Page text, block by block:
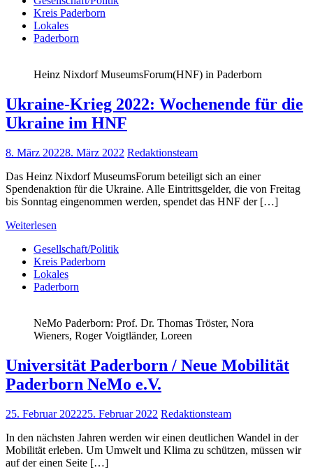
Kreis Paderborn
Lokales
Paderborn
Heinz Nixdorf MuseumsForum(HNF) in Paderborn
Ukraine-Krieg 2022: Wochenende für die
Ukraine im HNF
8. März 20228. März 2022 Redaktionsteam
Das Heinz Nixdorf MuseumsForum beteiligt sich an einer
Spendenaktion für die Ukraine. Alle Eintrittsgelder, die von Freitag
bis Sonntag eingenommen werden, spendet das HNF der […]
Weiterlesen
Gesellschaft/Politik
Kreis Paderborn
Lokales
Paderborn
NeMo Paderborn: Prof. Dr. Thomas Tröster, Nora
Wieners, Roger Voigtländer, Loreen
Universität Paderborn / Neue Mobilität
Paderborn NeMo e.V.
25. Februar 202225. Februar 2022 Redaktionsteam
In den nächsten Jahren werden wir einen deutlichen Wandel in der
Mobilität erleben. Um Umwelt und Klima zu schützen, müssen wir
auf der einen Seite […]